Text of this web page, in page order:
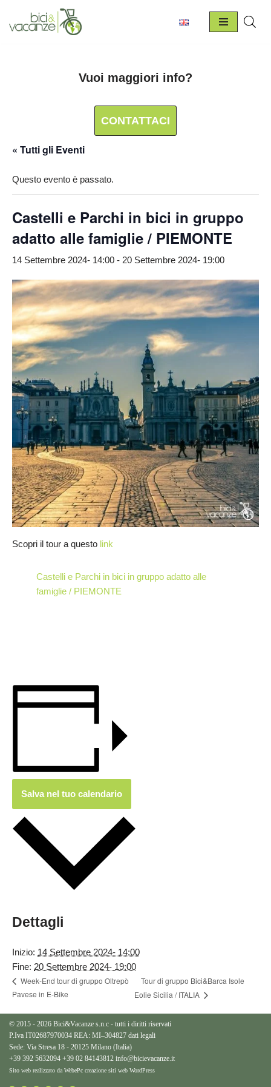
Vai
Vuoi maggiori info?
CONTATTACI
« Tutti gli Eventi
Questo evento è passato.
Castelli e Parchi in bici in gruppo
adatto alle famiglie / PIEMONTE
14 Settembre 2024- 14:00 - 20 Settembre 2024- 19:00
Scopri il tour a questo link
Castelli e Parchi in bici in gruppo adatto alle
famiglie / PIEMONTE
Salva nel tuo calendario
Dettagli
Inizio: 14 Settembre 2024- 14:00
Fine: 20 Settembre 2024- 19:00
Week-End tour di gruppo Oltrepò
Pavese in E-Bike
Tour di gruppo Bici&Barca Isole
Eolie Sicilia / ITALIA
© 2015 - 2026 Bici&Vacanze s.n.c - tutti i diritti riservati
P.Iva IT02687970034 REA: MI–304827 dati legali
Sede: Via Stresa 18 - 20125 Milano (Italia)
+39 392 5632094 +39 02 84143812 info@bicievacanze.it
Sito web realizzato da WebePc creazione siti web WordPress